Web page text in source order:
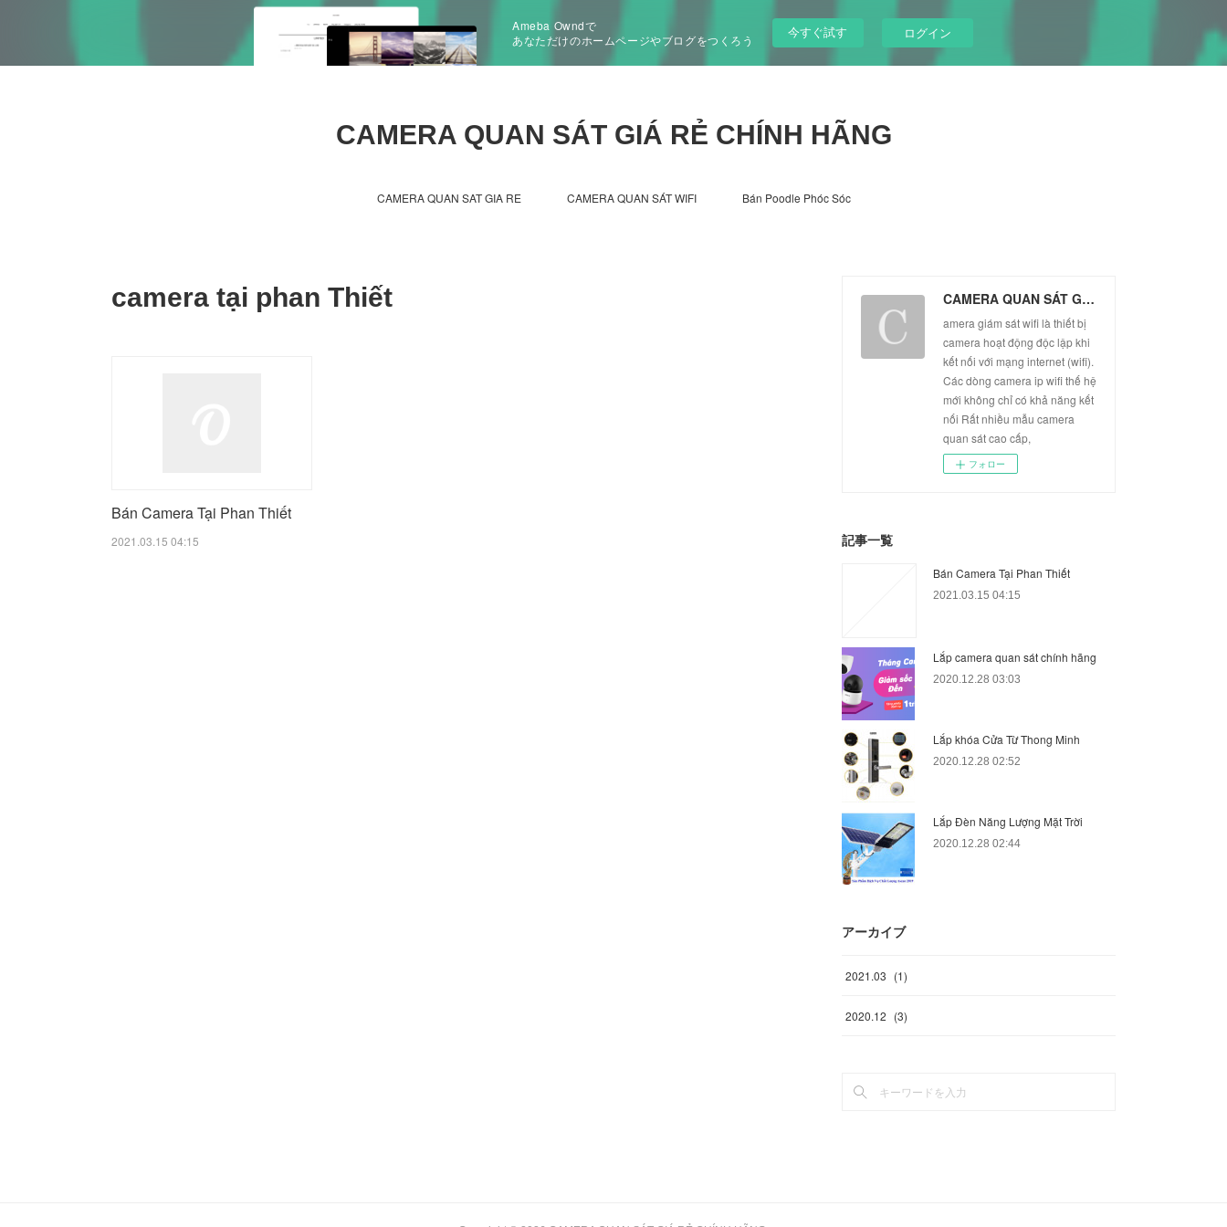
Ameba Owndで
あなただけのホームページやブログをつくろう
今すぐ試す ログイン
CAMERA QUAN SÁT GIÁ RẺ CHÍNH HÃNG
CAMERA QUAN SAT GIA RE CAMERA QUAN SÁT WIFI Bán Poodle Phóc Sóc
camera tại phan Thiết
Bán Camera Tại Phan Thiết
2021.03.15 04:15
CAMERA QUAN SÁT GIÁ RẺ CHÍNH HÃNG
amera giám sát wifi là thiết bị
camera hoạt động độc lập khi
kết nối với mạng internet (wifi).
Các dòng camera ip wifi thế hệ
mới không chỉ có khả năng kết
nối Rất nhiều mẫu camera
quan sát cao cấp,
フォロー
記事一覧
Bán Camera Tại Phan Thiết
2021.03.15 04:15
Lắp camera quan sát chính hãng
2020.12.28 03:03
Lắp khóa Cửa Từ Thong Minh
2020.12.28 02:52
Lắp Đèn Năng Lượng Mặt Trời
2020.12.28 02:44
アーカイブ
2021.03 (1)
2020.12 (3)